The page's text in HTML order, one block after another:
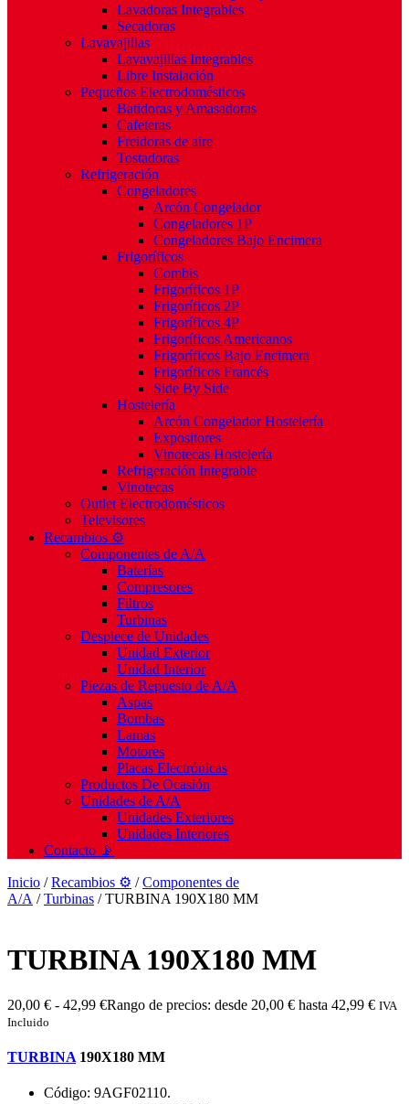
Lavadoras Integrables
Secadoras
Lavavajillas
Lavavajillas Integrables
Libre Instalación
Pequeños Electrodomésticos
Batidoras y Amasadoras
Cafeteras
Freidoras de aire
Tostadoras
Refrigeración
Congeladores
Arcón Congelador
Congeladores 1P
Congeladores Bajo Encimera
Frigoríficos
Combis
Frigoríficos 1P
Frigoríficos 2P
Frigoríficos 4P
Frigoríficos Americanos
Frigoríficos Bajo Encimera
Frigoríficos Francés
Side By Side
Hostelería
Arcón Congelador Hostelería
Expositores
Vinotecas Hostelería
Refrigeración Integrable
Vinotecas
Outlet Electrodomésticos
Televisores
Recambios ⚙️
Componentes de A/A
Baterías
Compresores
Filtros
Turbinas
Despiece de Unidades
Unidad Exterior
Unidad Interior
Piezas de Repuesto de A/A
Aspas
Bombas
Lamas
Motores
Placas Electrónicas
Productos De Ocasión
Unidades de A/A
Unidades Exteriores
Unidades Interiores
Contacto 📡
Inicio /Recambios ⚙️ /Componentes de
A/A /Turbinas / TURBINA 190X180 MM
TURBINA 190X180 MM
20,00 € - 42,99 €Rango de precios: desde 20,00 € hasta 42,99 € IVA
Incluido
TURBINA 190X180 MM
Código: 9AGF02110.